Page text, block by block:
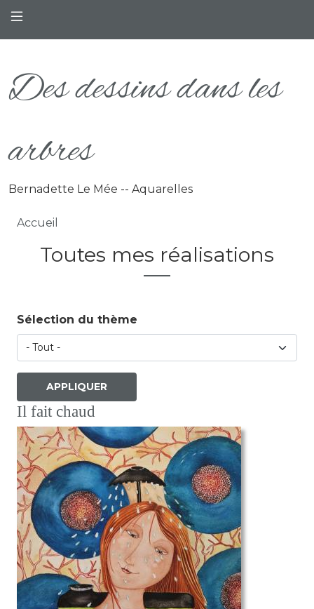
Des dessins dans les
arbres
Bernadette Le Mée -- Aquarelles
Fil d'Ariane
Accueil
Toutes mes réalisations
Sélection du thème
Il fait chaud